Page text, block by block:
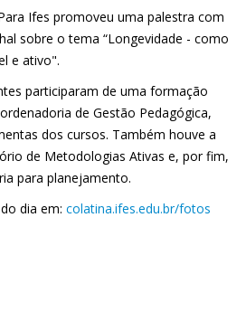
Ifes promoveu uma palestra com
sobre o tema “Longevidade - como
e ativo".
participaram de uma formação
de Gestão Pedagógica,
dos cursos. Também houve a
de Metodologias Ativas e, por fim,
para planejamento.
dia em: colatina.ifes.edu.br/fotos